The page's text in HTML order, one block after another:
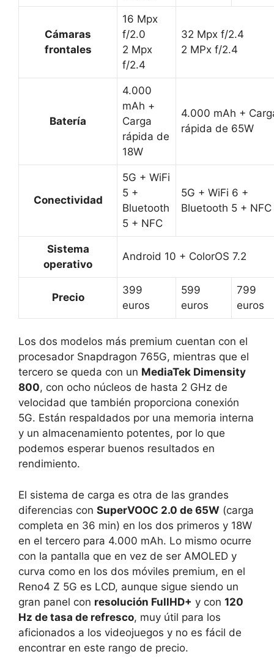
Cámaras
frontales
16 Mpx
f/2.0
2 Mpx
f/2.4
32 Mpx f/2.4
2 MPx f/2.4
Batería
4.000
mAh +
Carga
rápida de
18W
4.000 mAh +
rápida de 65W
Conectividad
5G + WiFi
5 +
Bluetooth
5 + NFC
5G + WiFi 6 +
Bluetooth 5 + NFC
Sistema
operativo
Android 10 + ColorOS 7.2
Precio
399
euros
599
euros
799
euros
Los dos modelos más premium cuentan con el
procesador Snapdragon 765G, mientras que el
tercero se queda con un MediaTek Dimensity
800, con ocho núcleos de hasta 2 GHz de
velocidad que también proporciona conexión
5G. Están respaldados por una memoria interna
y un almacenamiento potentes, por lo que
podemos esperar buenos resultados en
rendimiento.
El sistema de carga es otra de las grandes
diferencias con SuperVOOC 2.0 de 65W (carga
completa en 36 min) en los dos primeros y 18W
en el tercero para 4.000 mAh. Lo mismo ocurre
con la pantalla que en vez de ser AMOLED y
curva como en los dos móviles premium, en el
Reno4 Z 5G es LCD, aunque sigue siendo un
gran panel con resolución FullHD+ y con 120
Hz de tasa de refresco, muy útil para los
aficionados a los videojuegos y no es fácil de
encontrar en este rango de precio.